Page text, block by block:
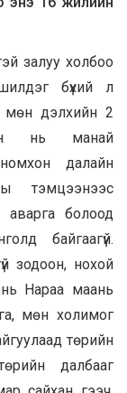
залуу холбоо
бүхий л
мөн дэлхийн 2
нь манай
далайн
тэмцээнээс
аварга болоод
байгаагүй.
зодоон, нохой
Нараа маань
мөн холимог
төрийн
далбааг